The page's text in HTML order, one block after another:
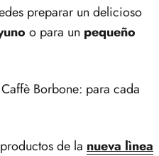
preparar un delicioso
o para un pequeño
Borbone: para cada
de la nueva lìnea